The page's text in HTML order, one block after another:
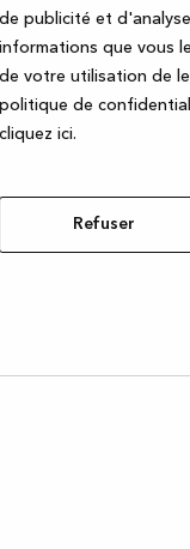
de publicité et
informations que vous
de votre utilisation de
politique de
cliquez ici.
Refuser
exception has